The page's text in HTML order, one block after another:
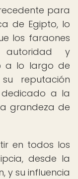
para
de Egipto, lo
los faraones
autoridad y
a lo largo de
reputación
a la
grandeza de
en todos los
desde la
y su influencia